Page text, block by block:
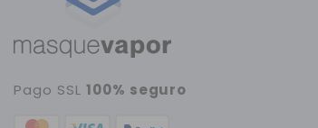
Pago SSL 100% seguro